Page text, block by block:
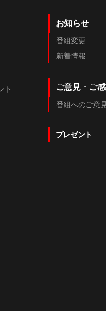
ト
お知らせ
番組変更
新着情報
ご意見・ご
番組へのご意
プレゼント